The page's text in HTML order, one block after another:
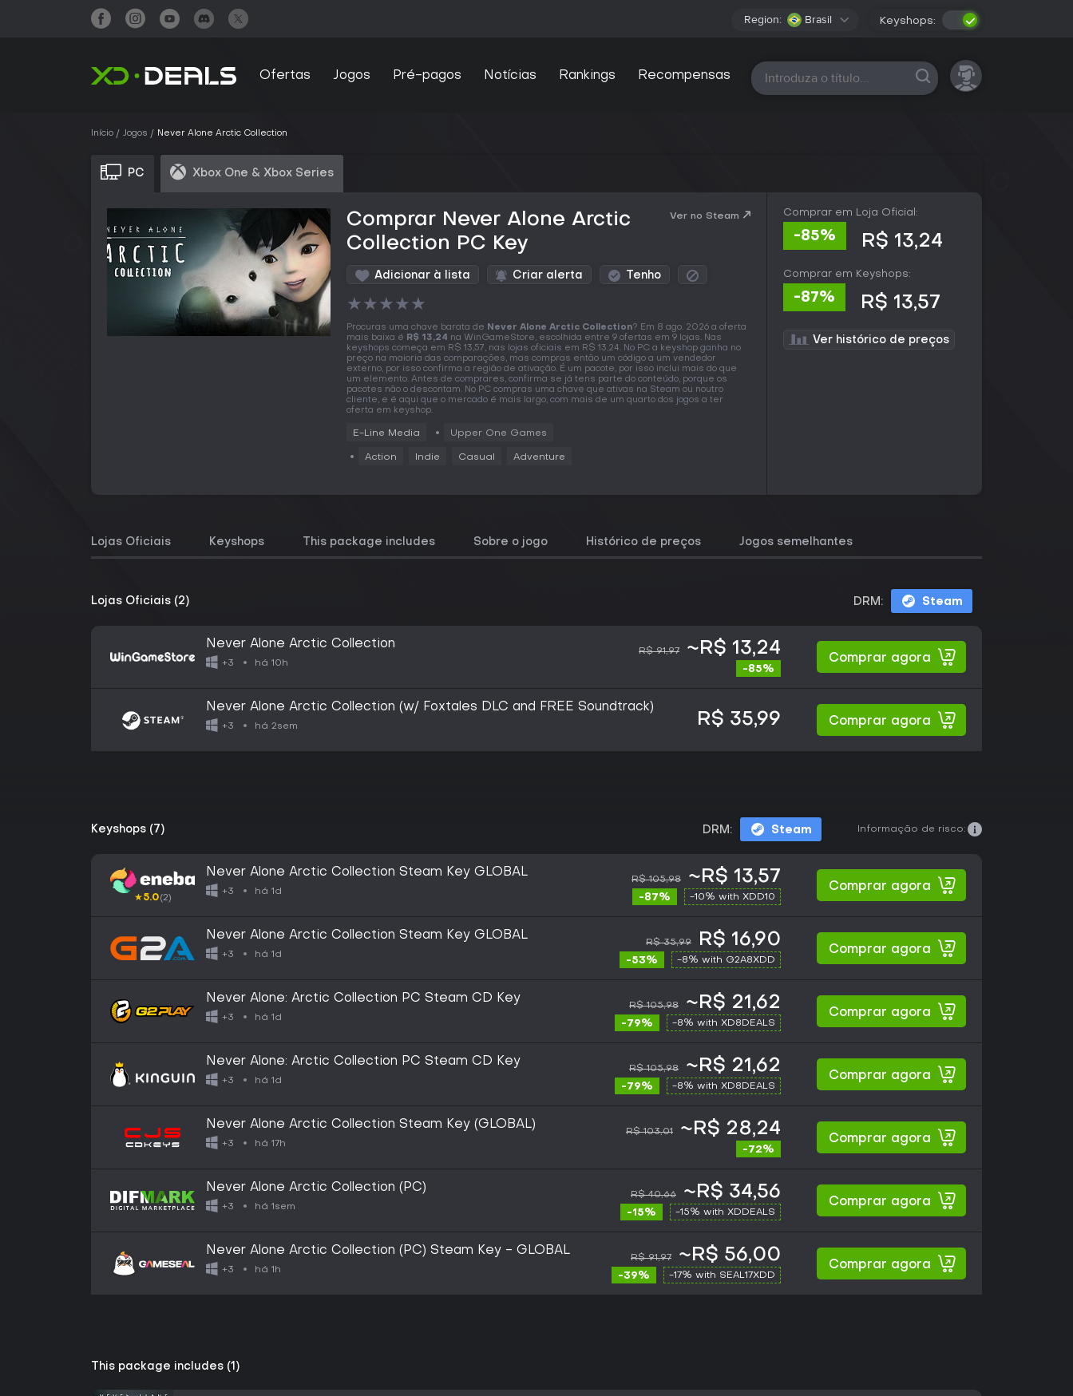
Region: Brasil Keyshops:
Ofertas Jogos Pré-pagos Notícias Rankings Recompensas Todas as plataformas
Início Jogos Never Alone Arctic Collection
PC Xbox One & Xbox Series
Comprar Never Alone Arctic
Collection PC Key
Ver no Steam
Adicionar à lista Criar alerta Tenho
★★★★★
Procuras uma chave barata de Never Alone Arctic Collection? Em 8 ago. 2026 a oferta
mais baixa é R$ 13,24 na WinGameStore, escolhida entre 9 ofertas em 9 lojas. Nas
keyshops começa em R$ 13,57, nas lojas oficiais em R$ 13,24. No PC a keyshop ganha no
preço na maioria das comparações, mas compras então um código a um vendedor
externo, por isso confirma a região de ativação. É um pacote, por isso inclui mais do que
um elemento. Antes de comprares, confirma se já tens parte do conteúdo, porque os
pacotes não o descontam. No PC compras uma chave que ativas na Steam ou noutro
cliente, e é aqui que o mercado é mais largo, com mais de um quarto dos jogos a ter
oferta em keyshop.
E-Line Media Upper One Games
Action Indie Casual Adventure
Comprar em Loja Oficial:
-85% R$ 13,24
Comprar em Keyshops:
-87% R$ 13,57
Ver histórico de preços
Lojas Oficiais Keyshops This package includes Sobre o jogo Histórico de preços Jogos semelhantes
Lojas Oficiais (2) DRM: Steam
Never Alone Arctic Collection
+3 há 10h
R$ 91,97 ~R$ 13,24
-85%
Comprar agora
Never Alone Arctic Collection (w/ Foxtales DLC and FREE Soundtrack)
+3 há 2sem R$ 35,99 Comprar agora
Keyshops (7) DRM: Steam Informação de risco:
★5.0(2)
Never Alone Arctic Collection Steam Key GLOBAL
+3 há 1d
R$ 105,98 ~R$ 13,57
-87% -10% with XDD10
Comprar agora
Never Alone Arctic Collection Steam Key GLOBAL
+3 há 1d
R$ 35,99 R$ 16,90
-53% -8% with G2A8XDD
Comprar agora
Never Alone: Arctic Collection PC Steam CD Key
+3 há 1d
R$ 105,98 ~R$ 21,62
-79% -8% with XD8DEALS
Comprar agora
Never Alone: Arctic Collection PC Steam CD Key
+3 há 1d
R$ 105,98 ~R$ 21,62
-79% -8% with XD8DEALS
Comprar agora
Never Alone Arctic Collection Steam Key (GLOBAL)
+3 há 17h
R$ 103,01 ~R$ 28,24
-72%
Comprar agora
Never Alone Arctic Collection (PC)
+3 há 1sem
R$ 40,66 ~R$ 34,56
-15% -15% with XDDEALS
Comprar agora
Never Alone Arctic Collection (PC) Steam Key - GLOBAL
+3 há 1h
R$ 91,97 ~R$ 56,00
-39% -17% with SEAL17XDD
Comprar agora
This package includes (1)